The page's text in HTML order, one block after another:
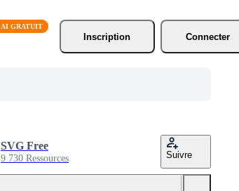
Inscription
Connecter
SVG Free
9 730 Ressources Suivre